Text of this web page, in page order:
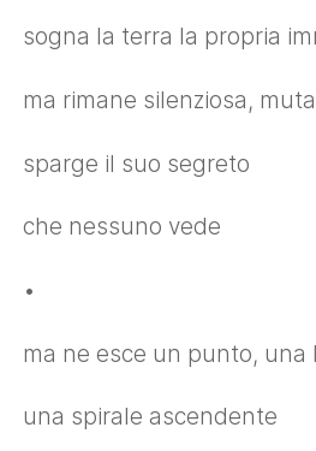
sogna la terra la propria
ma rimane silenziosa, muta
sparge il suo segreto
che nessuno vede
•
ma ne esce un punto, una
una spirale ascendente